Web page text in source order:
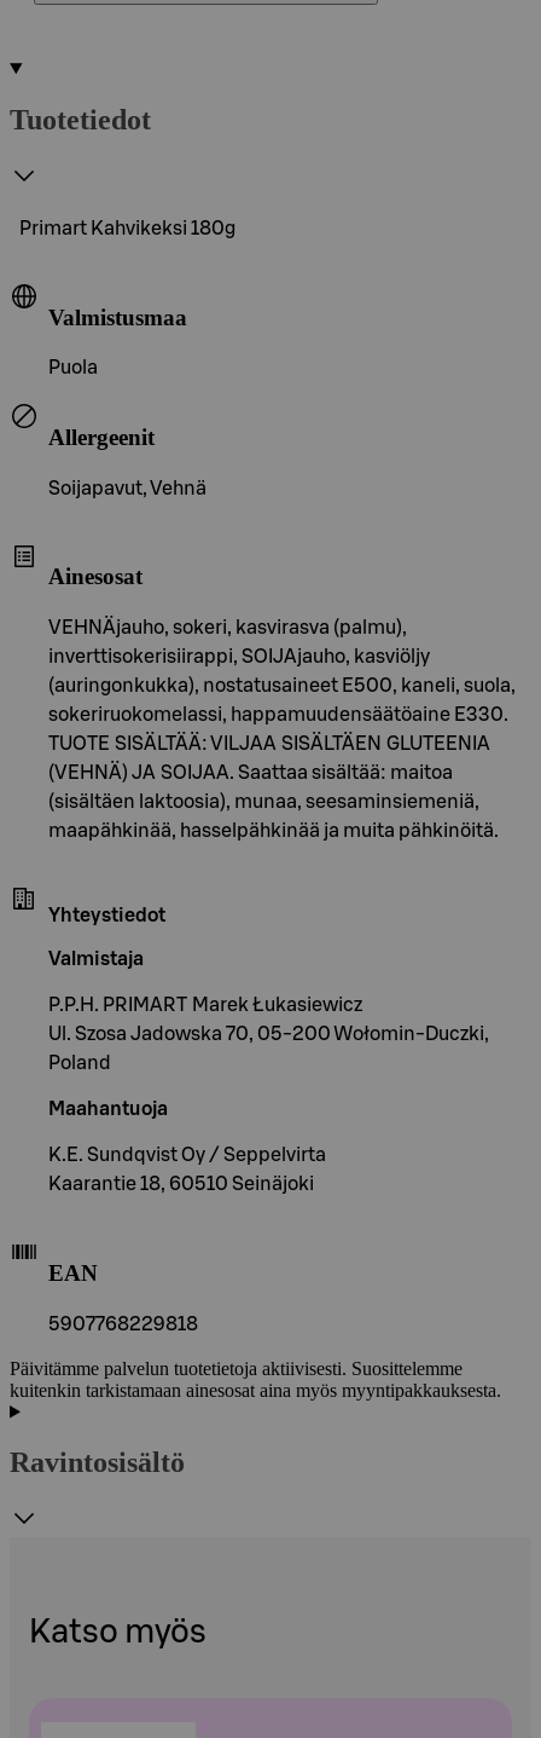
Tuotetiedot
Primart Kahvikeksi 180g
Valmistusmaa
Puola
Allergeenit
Soijapavut, Vehnä
Ainesosat
VEHNÄjauho, sokeri, kasvirasva (palmu),
inverttisokerisiirappi, SOIJAjauho, kasviöljy
(auringonkukka), nostatusaineet E500, kaneli, suola,
sokeriruokomelassi, happamuudensäätöaine E330.
TUOTE SISÄLTÄÄ: VILJAA SISÄLTÄEN GLUTEENIA
(VEHNÄ) JA SOIJAA. Saattaa sisältää: maitoa
(sisältäen laktoosia), munaa, seesaminsiemeniä,
maapähkinää, hasselpähkinää ja muita pähkinöitä.
Yhteystiedot
Valmistaja
P.P.H. PRIMART Marek Łukasiewicz
Ul. Szosa Jadowska 70, 05-200 Wołomin-Duczki,
Poland
Maahantuoja
K.E. Sundqvist Oy / Seppelvirta
Kaarantie 18, 60510 Seinäjoki
EAN
5907768229818
Päivitämme palvelun tuotetietoja aktiivisesti. Suosittelemme
kuitenkin tarkistamaan ainesosat aina myös myyntipakkauksesta.
Ravintosisältö
Katso myös